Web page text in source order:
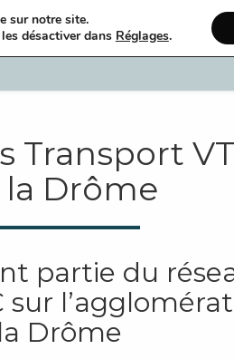
Accueil
Transport
Drôme
partie du
Drôme
sur notre site.
désactiver dans Réglages.